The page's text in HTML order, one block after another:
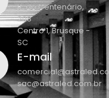
R. do Centenário,
208
Centro 1, Brusque -
SC
E-mail
sac@astraled.com.br